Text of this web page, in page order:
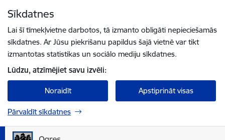
Sīkdatnes
Lai šī tīmekļvietne darbotos, tā izmanto obligāti nepieciešamās
sīkdatnes. Ar Jūsu piekrišanu papildus šajā vietnē var tikt
izmantotas statistikas un sociālo mediju sīkdatnes.
Lūdzu, atzīmējiet savu izvēli:
Noraidīt Apstiprināt visas
Pārvaldīt sīkdatnes